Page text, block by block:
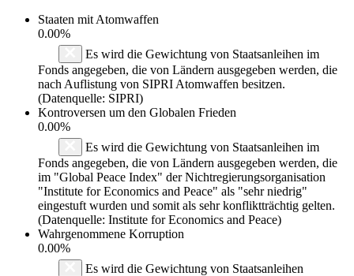
Staaten mit Atomwaffen
0.00%
Es wird die Gewichtung von Staatsanleihen im
Fonds angegeben, die von Ländern ausgegeben werden, die
nach Auflistung von SIPRI Atomwaffen besitzen.
(Datenquelle: SIPRI)
Kontroversen um den Globalen Frieden
0.00%
Es wird die Gewichtung von Staatsanleihen im
Fonds angegeben, die von Ländern ausgegeben werden, die
im "Global Peace Index" der Nichtregierungsorganisation
"Institute for Economics and Peace" als "sehr niedrig"
eingestuft wurden und somit als sehr konfliktträchtig gelten.
(Datenquelle: Institute for Economics and Peace)
Wahrgenommene Korruption
0.00%
Es wird die Gewichtung von Staatsanleihen